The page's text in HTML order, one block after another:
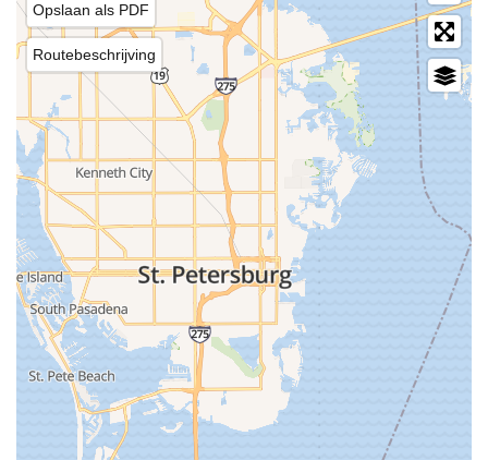
Opslaan als PDF
Routebeschrijving